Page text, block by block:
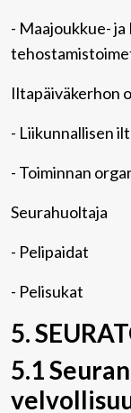
- Maajoukkue-
Iltapäiväkerhon
- Liikunnallisen
- Toiminnan
Seurahuoltaja
- Pelipaidat
- Pelisukat
5.
5.1